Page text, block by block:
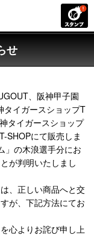
せ
、阪神甲子園
タイガースショップT
タイガースショップ
SHOPにて販売しま
」の木浪選手分にお
が判明いたしまし
、正しい商品へと交
が、下記方法にてお
心よりお詫び申し上